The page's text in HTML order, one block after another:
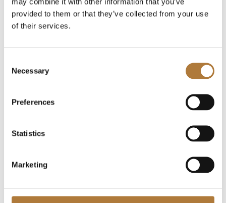
provided to them or that they’ve collected from your use
of their services.
Selection
Necessary
Preferences
Statistics
Marketing
K-Fast Holding AB – Årsredovisning 2022 (XBRL)
2023-03-31
2023-02-16
2022
K-Fast Holding AB – Kvartalsrapport Q2 (jan-jun)
K-Fast Holding AB – Kvartalsrapport Q1 (jan-mar)